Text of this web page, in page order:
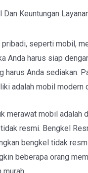
seperti mobil,
Anda harus siap
harus Anda sediakan.
adalah mobil modern
merawat mobil
resmi. Bengkel
bengkel tidak
beberapa orang